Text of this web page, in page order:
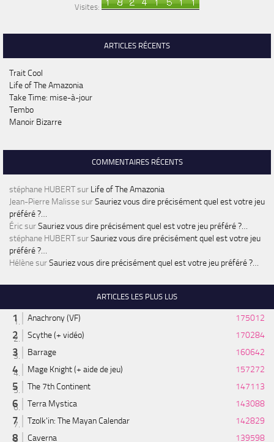
Visites:
ARTICLES RÉCENTS
Trait Cool
Life of The Amazonia
Take Time: mise-à-jour
Tembo
Manoir Bizarre
COMMENTAIRES RÉCENTS
stéphane HUBERTsur Life of The Amazonia
Jean-Pierre MalissesurSauriez vous dire précisément quel est votre jeu
préféré ?…
ÉricsurSauriez vous dire précisément quel est votre jeu préféré ?…
stéphane HUBERTsurSauriez vous dire précisément quel est votre jeu
préféré ?…
HélènesurSauriez vous dire précisément quel est votre jeu préféré ?…
ARTICLES LES PLUS LUS
Anachrony (VF)
175012
Scythe (+ vidéo)
170284
Barrage
160642
Mage Knight (+ aide de jeu)
157272
The 7th Continent
147113
Terra Mystica
143088
Tzolk'in: The Mayan Calendar
142829
Caverna
139598